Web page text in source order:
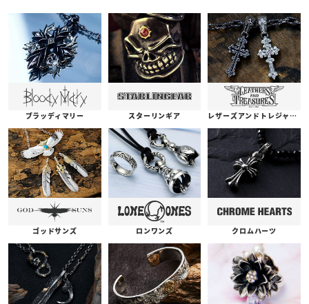
ブラッディマリー スターリンギア レザーズアンドトレジャーズ
ゴッドサンズ ロンワンズ クロムハーツ